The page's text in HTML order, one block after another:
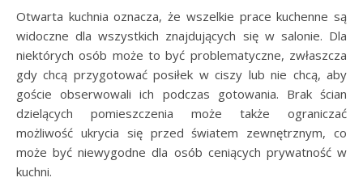
Otwarta kuchnia oznacza, że wszelkie prace kuchenne są
widoczne dla wszystkich znajdujących się w salonie. Dla
niektórych osób może to być problematyczne, zwłaszcza
gdy chcą przygotować posiłek w ciszy lub nie chcą, aby
goście obserwowali ich podczas gotowania. Brak ścian
dzielących pomieszczenia może także ograniczać
możliwość ukrycia się przed światem zewnętrznym, co
może być niewygodne dla osób ceniących prywatność w
kuchni.